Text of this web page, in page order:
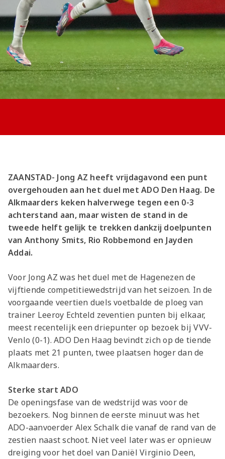
Jong AZ
Seizoenkaart
ZAANSTAD- Jong AZ heeft vrijdagavond een punt
overgehouden aan het duel met ADO Den Haag. De
Alkmaarders keken halverwege tegen een 0-3
achterstand aan, maar wisten de stand in de
tweede helft gelijk te trekken dankzij doelpunten
van Anthony Smits, Rio Robbemond en Jayden
Addai.
Voor Jong AZ was het duel met de Hagenezen de
vijftiende competitiewedstrijd van het seizoen. In de
voorgaande veertien duels voetbalde de ploeg van
trainer Leeroy Echteld zeventien punten bij elkaar,
meest recentelijk een driepunter op bezoek bij VVV-
Venlo (0-1). ADO Den Haag bevindt zich op de tiende
plaats met 21 punten, twee plaatsen hoger dan de
Alkmaarders.
Sterke start ADO
De openingsfase van de wedstrijd was voor de
bezoekers. Nog binnen de eerste minuut was het
ADO-aanvoerder Alex Schalk die vanaf de rand van de
zestien naast schoot. Niet veel later was er opnieuw
dreiging voor het doel van Daniël Virginio Deen,